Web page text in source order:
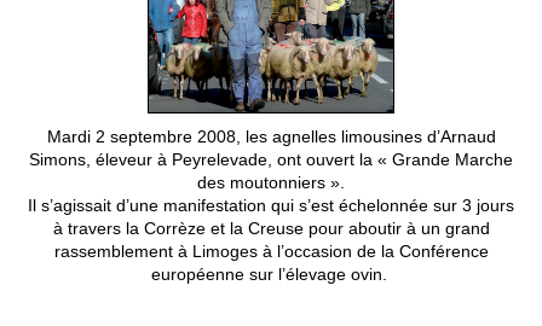
Mardi 2 septembre 2008, les agnelles limousines d’Arnaud
Simons, éleveur à Peyrelevade, ont ouvert la « Grande Marche
des moutonniers ».
Il s’agissait d’une manifestation qui s’est échelonnée sur 3 jours
à travers la Corrèze et la Creuse pour aboutir à un grand
rassemblement à Limoges à l’occasion de la Conférence
européenne sur l’élevage ovin.